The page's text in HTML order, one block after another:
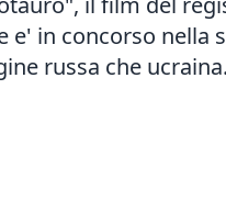
e' in concorso
russa che ucraina.